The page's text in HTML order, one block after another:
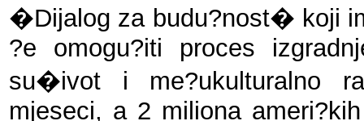
�Dijalog za budu?nost� koji
?e omogu?iti proces
su�ivot i me?ukulturalno
mjeseci, a 2 miliona